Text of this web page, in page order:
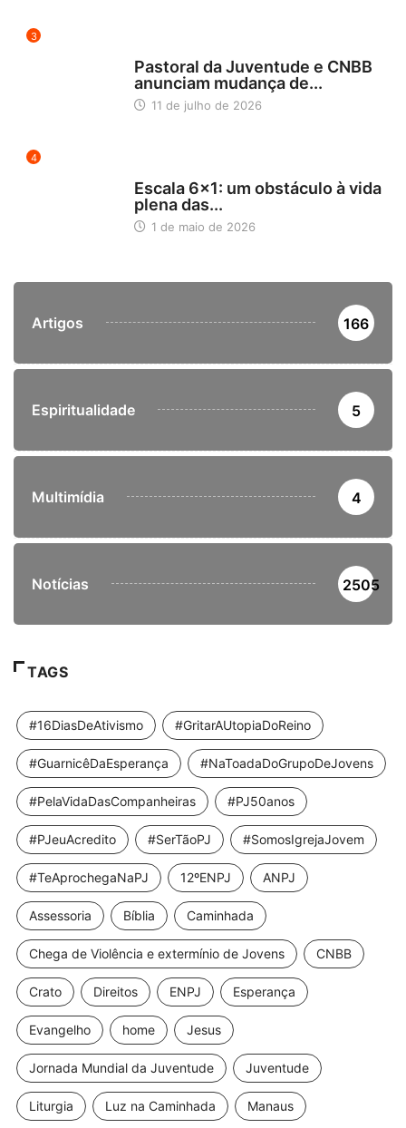
3
Pastoral da Juventude e CNBB
anunciam mudança de...
11 de julho de 2026
4
Escala 6×1: um obstáculo à vida
plena das...
1 de maio de 2026
Artigos 166
Espiritualidade 5
Multimídia 4
Notícias 2505
TAGS
#16DiasDeAtivismo #GritarAUtopiaDoReino
#GuarnicêDaEsperança #NaToadaDoGrupoDeJovens
#PelaVidaDasCompanheiras #PJ50anos
#PJeuAcredito #SerTãoPJ #SomosIgrejaJovem
#TeAprochegaNaPJ 12ºENPJ ANPJ
Assessoria Bíblia Caminhada
Chega de Violência e extermínio de Jovens CNBB
Crato Direitos ENPJ Esperança
Evangelho home Jesus
Jornada Mundial da Juventude Juventude
Liturgia Luz na Caminhada Manaus